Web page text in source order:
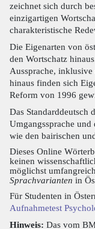
zeichnet sich durch
einzigartigen
charakteristische
Die Eigenarten von
den Wortschatz
Aussprache,
hinaus finden sich
Reform von 1996
Das Standarddeutsch
Umgangssprache
wie den bairischen
Dieses Online
keinen
möglichst
Sprachvarianten in
Für Studenten in
Aufnahmetest
Hinweis: Das vom